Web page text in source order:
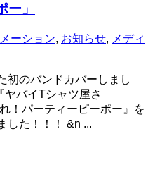
」
ーション, お知らせ, メディ
初のバンドカバーしまし
バイTシャツ屋さ
！パーティーピーポー』を
した！！！ &n ...